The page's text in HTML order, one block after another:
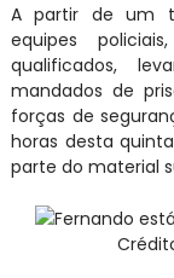
A partir de um
equipes
qualificados,
mandados de
forças de
horas desta
parte do material
Fernando